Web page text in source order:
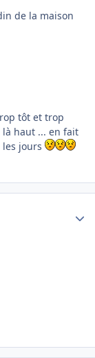
de la maison
tôt et trop
haut ... en fait
les jours